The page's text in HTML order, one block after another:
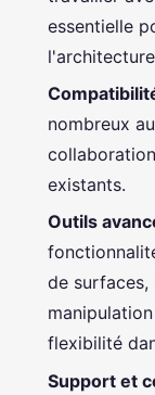
essentielle
nombreux
existants.
Outils
de surfaces,
flexibilité
Support et